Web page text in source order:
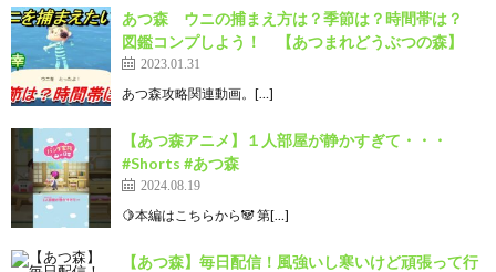
あつ森 ウニの捕まえ方は？季節は？時間帯は？
図鑑コンプしよう！ 【あつまれどうぶつの森】
2023.01.31
あつ森攻略関連動画。[…]
【あつ森アニメ】１人部屋が静かすぎて・・・
#Shorts #あつ森
2024.08.19
🍋本編はこちらから🐼 第[…]
【あつ森】毎日配信！風強いし寒いけど頑張って行